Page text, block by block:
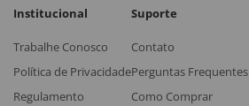
Institucional
Trabalhe Conosco
Política de Privacidade
Regulamento
Suporte
Contato
Perguntas Frequentes
Como Comprar